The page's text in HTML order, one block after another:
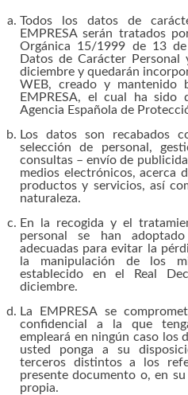
Todos los datos de
EMPRESA serán tratados
Orgánica 15/1999 de 13
Datos de Carácter
diciembre y quedarán
WEB, creado y mantenido
EMPRESA, el cual ha sido
Agencia Española de
Los datos son recabados
selección de personal,
consultas – envío de
medios electrónicos, acerca
productos y servicios, así
naturaleza.
En la recogida y el
personal se han
adecuadas para evitar la
la manipulación de los
establecido en el Real
diciembre.
La EMPRESA se
confidencial a la que
empleará en ningún caso los
usted ponga a su
terceros distintos a los
presente documento o, en
propia.